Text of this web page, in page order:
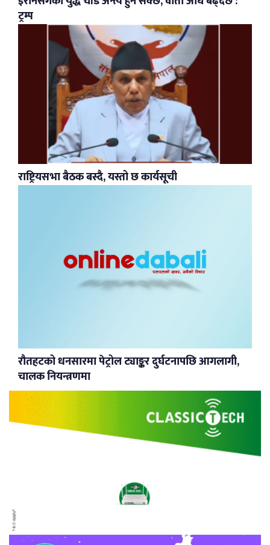
ट्रम्प
राष्ट्रियसभा बैठक बस्दै, यस्तो छ कार्यसूची
रौतहटको धनसारमा पेट्रोल ट्याङ्कर दुर्घटनापछि आगलागी,
चालक नियन्त्रणमा